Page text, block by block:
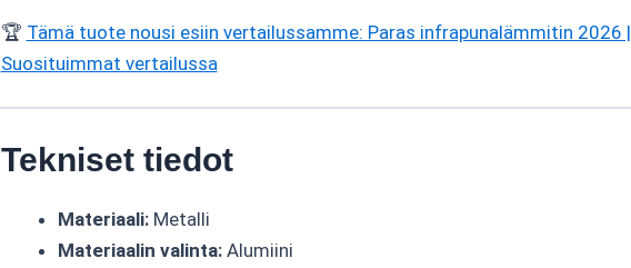
🏆 Tämä tuote nousi esiin vertailussamme: Paras infrapunalämmitin 2026 |
Suosituimmat vertailussa
Tekniset tiedot
Materiaali:Metalli
Materiaalin valinta:Alumiini